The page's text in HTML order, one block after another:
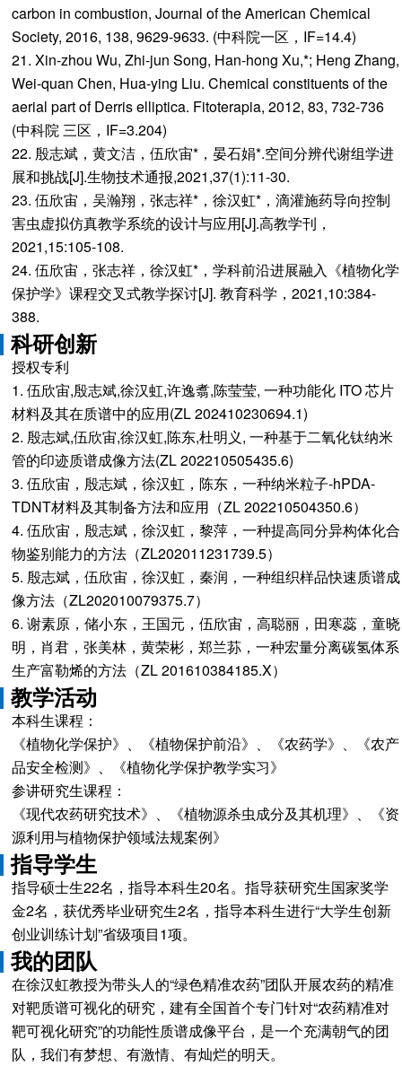
carbon in combustion, Journal of the American Chemical
Society, 2016, 138, 9629-9633. (中科院一区，IF=14.4)
21. Xin-zhou Wu, Zhi-jun Song, Han-hong Xu,*; Heng Zhang,
Wei-quan Chen, Hua-ying Liu. Chemical constituents of the
aerial part of Derris elliptica. Fitoterapia, 2012, 83, 732-736
(中科院 三区，IF=3.204)
22. 殷志斌，黄文洁，伍欣宙*，晏石娟*.空间分辨代谢组学进
展和挑战[J].生物技术通报,2021,37(1):11-30.
23. 伍欣宙，吴瀚翔，张志祥*，徐汉虹*，滴灌施药导向控制
害虫虚拟仿真教学系统的设计与应用[J].高教学刊，
2021,15:105-108.
24. 伍欣宙，张志祥，徐汉虹*，学科前沿进展融入《植物化学
保护学》课程交叉式教学探讨[J]. 教育科学，2021,10:384-
388.
科研创新
授权专利
1. 伍欣宙,殷志斌,徐汉虹,许逸翥,陈莹莹, 一种功能化 ITO 芯片
材料及其在质谱中的应用(ZL 202410230694.1)
2. 殷志斌,伍欣宙,徐汉虹,陈东,杜明义, 一种基于二氧化钛纳米
管的印迹质谱成像方法(ZL 202210505435.6)
3. 伍欣宙，殷志斌，徐汉虹，陈东，一种纳米粒子-hPDA-
TDNT材料及其制备方法和应用（ZL 202210504350.6）
4. 伍欣宙，殷志斌，徐汉虹，黎萍，一种提高同分异构体化合
物鉴别能力的方法（ZL202011231739.5）
5. 殷志斌，伍欣宙，徐汉虹，秦润，一种组织样品快速质谱成
像方法（ZL202010079375.7）
6. 谢素原，储小东，王国元，伍欣宙，高聪丽，田寒蕊，童晓
明，肖君，张美林，黄荣彬，郑兰荪，一种宏量分离碳氢体系
生产富勒烯的方法（ZL 201610384185.X）
教学活动
本科生课程：
《植物化学保护》、《植物保护前沿》、《农药学》、《农产
品安全检测》、《植物化学保护教学实习》
参讲研究生课程：
《现代农药研究技术》、《植物源杀虫成分及其机理》、《资
源利用与植物保护领域法规案例》
指导学生
指导硕士生22名，指导本科生20名。指导获研究生国家奖学
金2名，获优秀毕业研究生2名，指导本科生进行“大学生创新
创业训练计划”省级项目1项。
我的团队
在徐汉虹教授为带头人的“绿色精准农药”团队开展农药的精准
对靶质谱可视化的研究，建有全国首个专门针对“农药精准对
靶可视化研究”的功能性质谱成像平台，是一个充满朝气的团
队，我们有梦想、有激情、有灿烂的明天。